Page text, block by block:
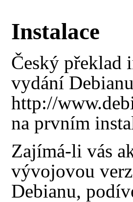
Instalace
Český překlad
vydání
na prvním
Zajímá-li vás
vývojovou
Debianu,